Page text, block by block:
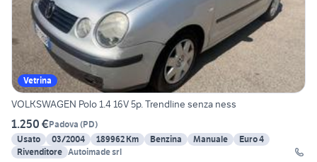
Vetrina
VOLKSWAGEN Polo 1.4 16V 5p. Trendline senza ness
1.250 €Padova (PD)
Usato
03/2004 189962 Km Benzina Manuale
Euro 4
Rivenditore Autoimade srl